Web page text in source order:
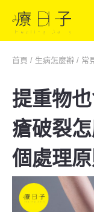
首頁 / 生病怎麼辦 / 常
提重物
瘡破裂
個處理原